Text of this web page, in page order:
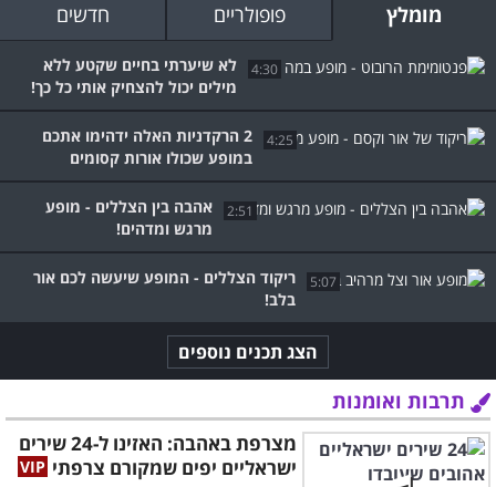
מומלץ פופולריים חדשים
4:30
לא שיערתי בחיים שקטע ללא
מילים יכול להצחיק אותי כל כך!
4:25
2 הרקדניות האלה ידהימו אתכם
במופע שכולו אורות קסומים
2:51
אהבה בין הצללים - מופע
מרגש ומדהים!
5:07
ריקוד הצללים - המופע שיעשה לכם אור
בלב!
הצג תכנים נוספים
תרבות ואומנות
מצרפת באהבה: האזינו ל-24 שירים
ישראליים יפים שמקורם צרפתי